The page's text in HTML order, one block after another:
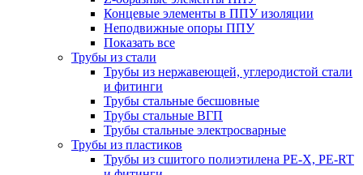
Концевые элементы в ППУ изоляции
Неподвижные опоры ППУ
Показать все
Трубы из стали
Трубы из нержавеющей, углеродистой стали
и фитинги
Трубы стальные бесшовные
Трубы стальные ВГП
Трубы стальные электросварные
Трубы из пластиков
Трубы из сшитого полиэтилена PE-X, PE-RT